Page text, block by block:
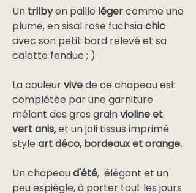
Un trilbyen paille légercomme une
plume, en sisal rose fuchsiachic
avec son petit bord relevé et sa
calotte fendue ; )
La couleurvivede ce chapeau est
complétée par une garniture
mélant des gros grainvioline et
vert anis,et un joli tissus imprimé
style art déco, bordeaux et orange.
Un chapeaud'été, élégant et un
peu espiègle, à porter tout les jours